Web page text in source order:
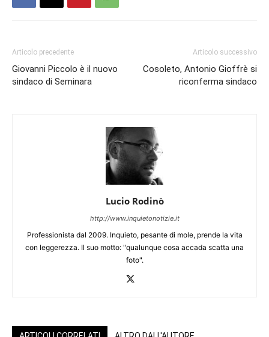
Articolo precedente
Giovanni Piccolo è il nuovo
sindaco di Seminara
Articolo successivo
Cosoleto, Antonio Gioffrè si
riconferma sindaco
Lucio Rodinò
http://www.inquietonotizie.it
Professionista dal 2009. Inquieto, pesante di mole, prende la vita
con leggerezza. Il suo motto: "qualunque cosa accada scatta una
foto".